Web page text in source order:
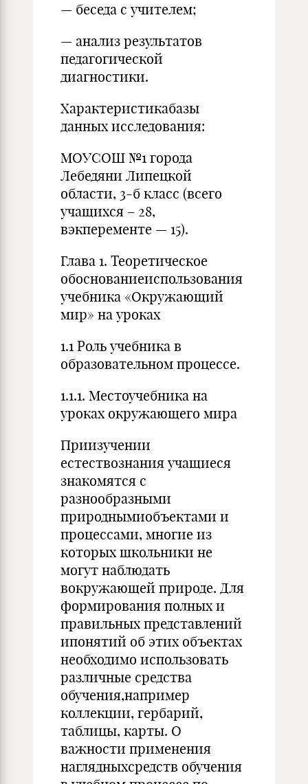
— беседа с учителем;
— анализ результатов
педагогической
диагностики.
Характеристикабазы
данных исследования:
МОУСОШ №1 города
Лебедяни Липецкой
области, 3-б класс (всего
учащихся – 28,
вэкперементе — 15).
Глава 1. Теоретическое
обоснованиеиспользования
учебника «Окружающий
мир» на уроках
1.1 Роль учебника в
образовательном процессе.
1.1.1. Местоучебника на
уроках окружающего мира
Приизучении
естествознания учащиеся
знакомятся с
разнообразными
природнымиобъектами и
процессами, многие из
которых школьники не
могут наблюдать
вокружающей природе. Для
фор­мирования полных и
правильных представлений
ипонятий об этих объектах
необходимо использовать
различные средства
обучения,например
коллекции, гербарий,
таблицы, карты. О
важности применения
наглядныхсредств обучения